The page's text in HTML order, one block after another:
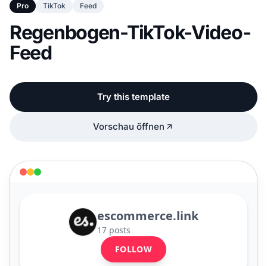
Pro TikTok Feed
Regenbogen-TikTok-Video-
Feed
Try this template
Vorschau öffnen